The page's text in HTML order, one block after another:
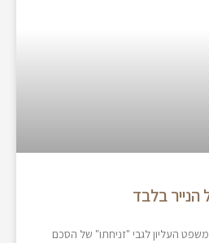
בלבד
העליון לגבי "זניחתו" של הסכם